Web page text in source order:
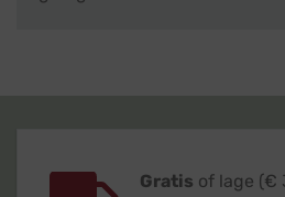
Gratis of lage (€